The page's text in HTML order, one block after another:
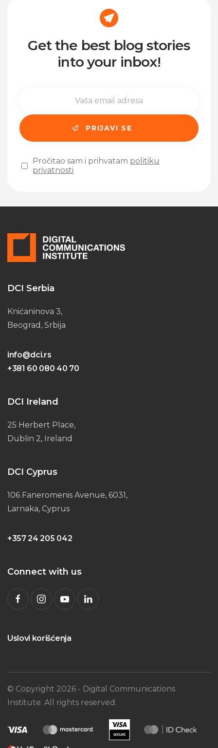
Get the best blog stories
into your inbox!
Pročitao sam i prihvatam politiku
privatnosti
DCI Serbia
Knićaninova 3,
Beograd, Srbija
info@dci.rs
+381 60 080 40 70
DCI Ireland
25 Herbert Place,
Dublin 2, Ireland
DCI Cyprus
106 Faneromenis Avenue, 6031,
Larnaka, Cyprus
+357 24 205 042
Connect with us
Uslovi korišćenja
© Copyright 2026 - Digital Communications
Institute. All rights reserved.